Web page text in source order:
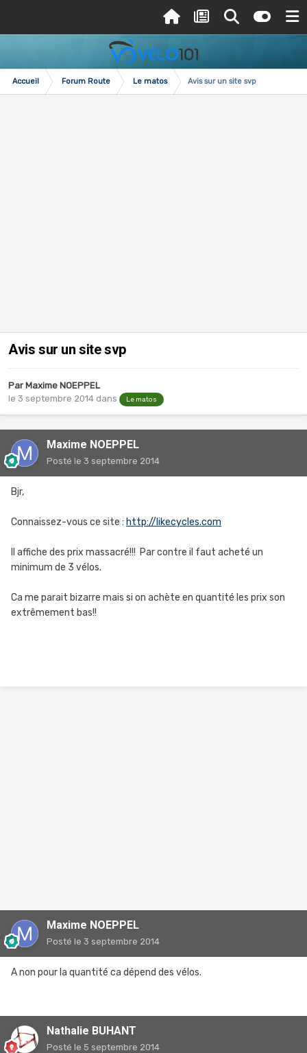
Accueil Forum Route Le matos Avis sur un site svp
Avis sur un site svp
Par Maxime NOEPPEL
le 3 septembre 2014 dans Le matos
Maxime NOEPPEL
Posté le 3 septembre 2014
Bjr,
Connaissez-vous ce site : http://likecycles.com
Il affiche des prix massacré!!! Par contre il faut acheté un
minimum de 3 vélos.
Ca me parait bizarre mais si on achète en quantité les prix son
extrêmement bas!!
Maxime NOEPPEL
Posté le 3 septembre 2014
A non pour la quantité ca dépend des vélos.
Nathalie BUHANT
Posté le 5 septembre 2014